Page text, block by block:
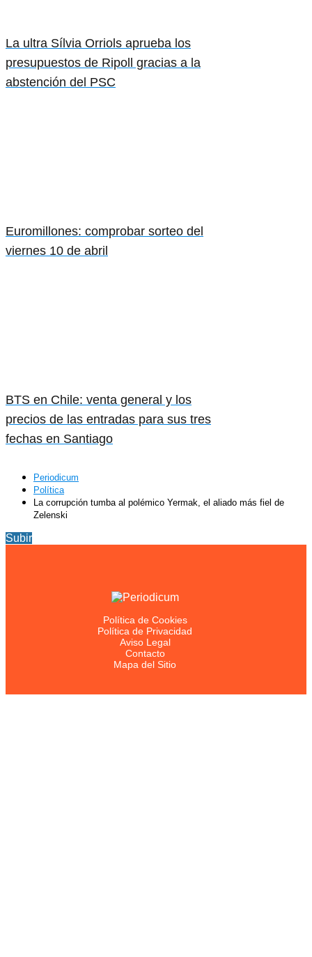
La ultra Sílvia Orriols aprueba los
presupuestos de Ripoll gracias a la
abstención del PSC
Euromillones: comprobar sorteo del
viernes 10 de abril
BTS en Chile: venta general y los
precios de las entradas para sus tres
fechas en Santiago
Periodicum
Política
La corrupción tumba al polémico Yermak, el aliado más fiel de
Zelenski
Subir
Política de Cookies
Política de Privacidad
Aviso Legal
Contacto
Mapa del Sitio